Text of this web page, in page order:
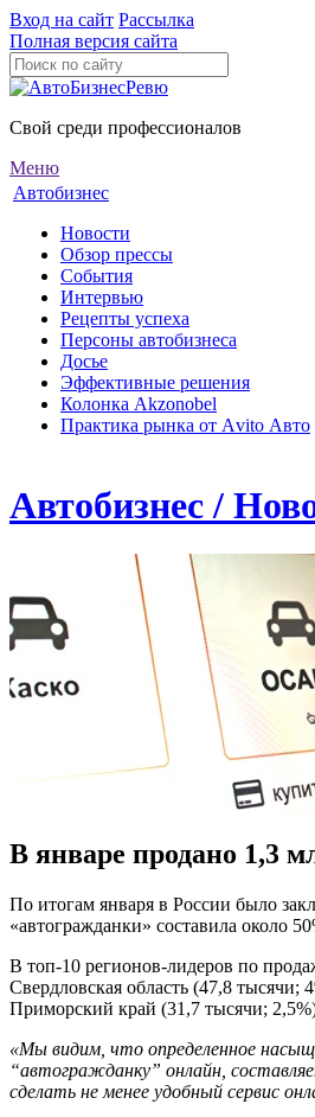
Вход на сайт Рассылка
Полная версия сайта
Свой среди профессионалов
Меню
Автобизнес
Новости
Обзор прессы
События
Интервью
Рецепты успеха
Персоны автобизнеса
Досье
Эффективные решения
Колонка Akzonobel
Практика рынка от Аvito Авто
Автобизнес /
В январе продано 1,3
По итогам января в России было
«автогражданки» составила около
В топ-10 регионов-лидеров по
Свердловская область (47,8 тысячи;
Приморский край (31,7 тысячи;
«Мы видим, что определенное
“автогражданку” онлайн,
сделать не менее удобный сервис